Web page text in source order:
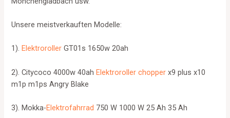
Unsere meistverkauften Modelle:
1). Elektroroller GT01s 1650w 20ah
2). Citycoco 4000w 40ahElektroroller chopper x9 plus x10
m1p m1ps Angry Blake
3). Mokka-Elektrofahrrad 750 W 1000 W 25 Ah 35 Ah